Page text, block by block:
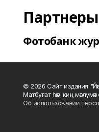
Партнеры
Фотобанк
© 2026 Сайт издания
Матбуғат һәм киң
Об использовании